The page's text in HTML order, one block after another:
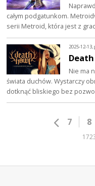
całym podgatunkom.
serii Metroid, która jest z
2025-12-
Nie ma
świata duchów. Wystarczy
dotknąć bliskiego bez
7 8